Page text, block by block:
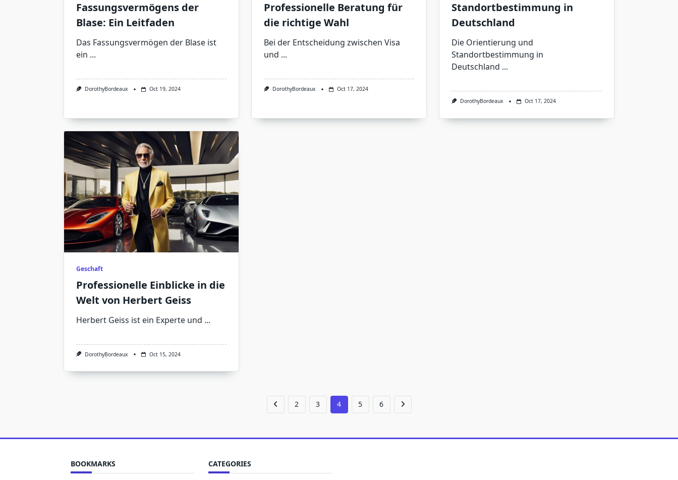
Fassungsvermögens der
Blase: Ein Leitfaden
Das Fassungsvermögen der Blase ist
ein ...
DorothyBordeaux Oct 19, 2024
Professionelle Beratung für
die richtige Wahl
Bei der Entscheidung zwischen Visa
und ...
DorothyBordeaux Oct 17, 2024
Standortbestimmung in
Deutschland
Die Orientierung und
Standortbestimmung in
Deutschland ...
DorothyBordeaux Oct 17, 2024
Geschaft
Professionelle Einblicke in die
Welt von Herbert Geiss
Herbert Geiss ist ein Experte und ...
DorothyBordeaux Oct 15, 2024
2 3 4 5 6
BOOKMARKS CATEGORIES